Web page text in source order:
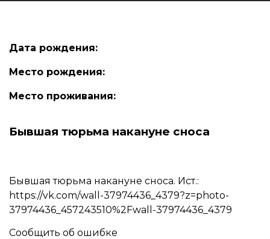
Дата рождения:
Место рождения:
Место проживания:
Бывшая тюрьма накануне сноса
Бывшая тюрьма накануне сноса. Ист.:
https://vk.com/wall-37974436_4379?z=photo-
37974436_457243510%2Fwall-37974436_4379
Сообщить об ошибке